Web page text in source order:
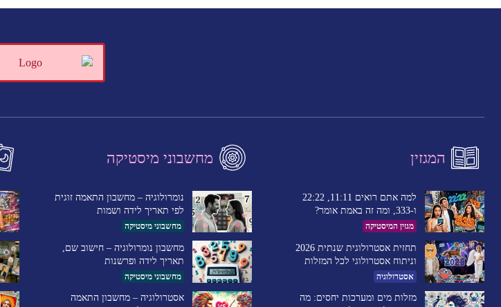
מחשבוני מיסטיקה
נומרולוגיה – מחשבון התאמה זוגית
לפי תאריך לידה ושמות
מחשבוני מיסטיקה
מחשבון נומרולוגיה – חישוב שם,
תאריך לידה ופרשנות
מחשבוני מיסטיקה
אסטרולוגיה – מחשבון התאמה
המגזין
למה אתם רואים 11:11, 22:22
ו-333, ומה זה באמת אומר?
מגזין המיסטיקה
תחזית אסטרולוגית שנתית 2026
וניתוח אסטרולוגי לכל המזלות
אסטרולוגיה
מזלות מים ומערכות יחסים: מה